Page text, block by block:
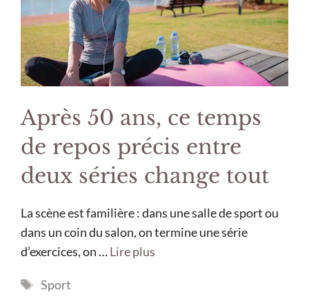
Après 50 ans, ce temps
de repos précis entre
deux séries change tout
La scène est familière : dans une salle de sport ou
dans un coin du salon, on termine une série
d’exercices, on …Lire plus
Étiquettes
Sport